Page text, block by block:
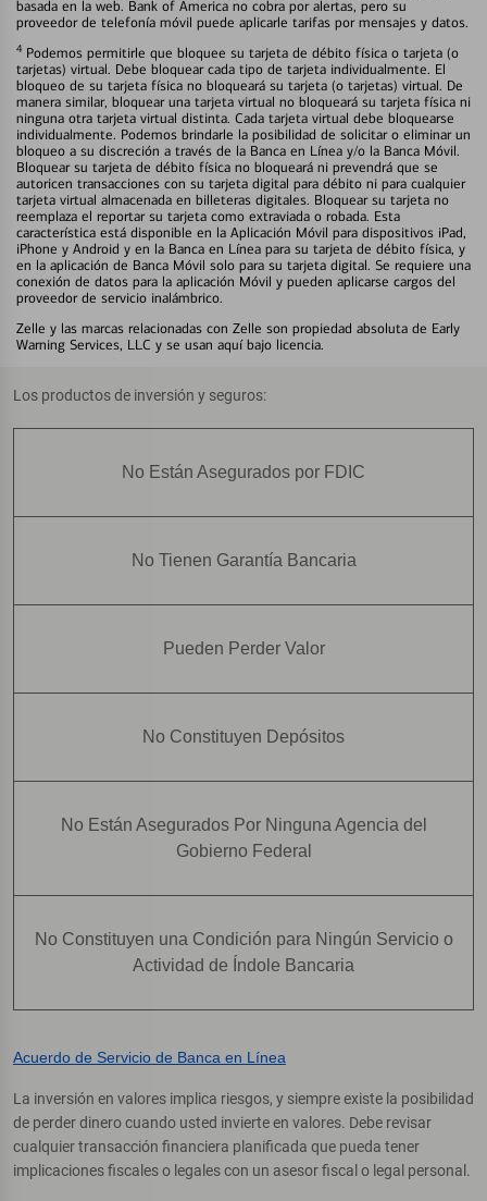
basada en la web. Bank of America no cobra por alertas, pero su
proveedor de telefonía móvil puede aplicarle tarifas por mensajes y datos.
4 Podemos permitirle que bloquee su tarjeta de débito física o tarjeta (o
tarjetas) virtual. Debe bloquear cada tipo de tarjeta individualmente. El
bloqueo de su tarjeta física no bloqueará su tarjeta (o tarjetas) virtual. De
manera similar, bloquear una tarjeta virtual no bloqueará su tarjeta física ni
ninguna otra tarjeta virtual distinta. Cada tarjeta virtual debe bloquearse
individualmente. Podemos brindarle la posibilidad de solicitar o eliminar un
bloqueo a su discreción a través de la Banca en Línea y/o la Banca Móvil.
Bloquear su tarjeta de débito física no bloqueará ni prevendrá que se
autoricen transacciones con su tarjeta digital para débito ni para cualquier
tarjeta virtual almacenada en billeteras digitales. Bloquear su tarjeta no
reemplaza el reportar su tarjeta como extraviada o robada. Esta
característica está disponible en la Aplicación Móvil para dispositivos iPad,
iPhone y Android y en la Banca en Línea para su tarjeta de débito física, y
en la aplicación de Banca Móvil solo para su tarjeta digital. Se requiere una
conexión de datos para la aplicación Móvil y pueden aplicarse cargos del
proveedor de servicio inalámbrico.
Zelle y las marcas relacionadas con Zelle son propiedad absoluta de Early
Warning Services, LLC y se usan aquí bajo licencia.
Los productos de inversión y seguros:
No Están Asegurados por FDIC
No Tienen Garantía Bancaria
Pueden Perder Valor
No Constituyen Depósitos
No Están Asegurados Por Ninguna Agencia del
Gobierno Federal
No Constituyen una Condición para Ningún Servicio o
Actividad de Índole Bancaria
Acuerdo de Servicio de Banca en Línea
La inversión en valores implica riesgos, y siempre existe la posibilidad
de perder dinero cuando usted invierte en valores. Debe revisar
cualquier transacción financiera planificada que pueda tener
implicaciones fiscales o legales con un asesor fiscal o legal personal.